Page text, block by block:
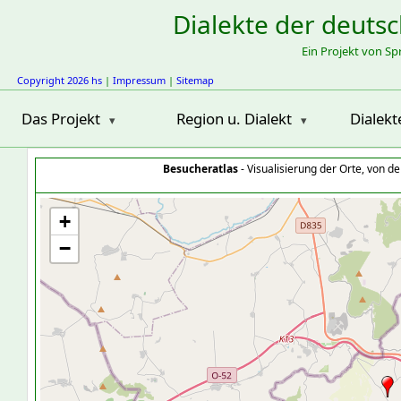
Dialekte der
Ein Projekt von
Copyright 2026 hs | Impressum | Sitemap
Das Projekt Region u. Dialekt
Besucheratlas- Visualisierung der Orte, von
+
−